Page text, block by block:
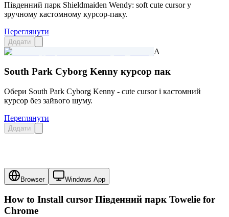
Південний парк Shieldmaiden Wendy: soft cute cursor у
зручному кастомному курсор-паку.
Переглянути
Додати
A
South Park Cyborg Kenny курсор пак
Обери South Park Cyborg Kenny - cute cursor і кастомний
курсор без зайвого шуму.
Переглянути
Додати
Browser Windows App
How to Install cursor Південний парк Towelie for
Chrome